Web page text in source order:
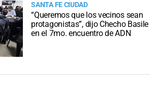
SANTA FE CIUDAD
“Queremos que los vecinos sean
protagonistas”, dijo Checho Basile
en el 7mo. encuentro de ADN